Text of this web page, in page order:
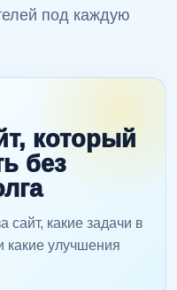
под каждую
который
без
сайт, какие задачи в
какие улучшения